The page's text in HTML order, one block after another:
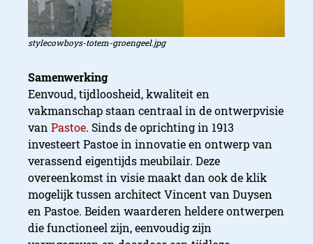
stylecowboys-totem-groengeel.jpg
Samenwerking
Eenvoud, tijdloosheid, kwaliteit en
vakmanschap staan centraal in de ontwerpvisie
van Pastoe. Sinds de oprichting in 1913
investeert Pastoe in innovatie en ontwerp van
verassend eigentijds meubilair. Deze
overeenkomst in visie maakt dan ook de klik
mogelijk tussen architect Vincent van Duysen
en Pastoe. Beiden waarderen heldere ontwerpen
die functioneel zijn, eenvoudig zijn